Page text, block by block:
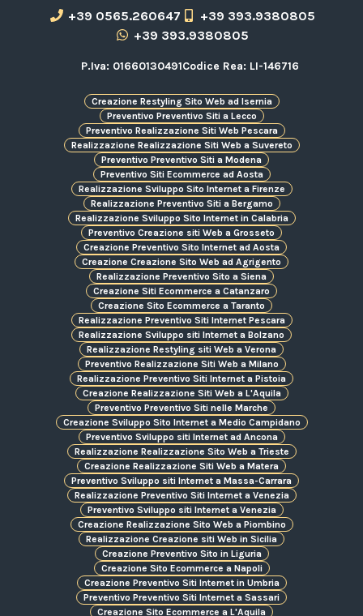
+39 0565.260647
+39 393.9380805
+39 393.9380805
P.Iva: 01660130491Codice Rea: LI-146716
Creazione Restyling Sito Web ad Isernia
Preventivo Preventivo Siti a Lecco
Preventivo Realizzazione Siti Web Pescara
Realizzazione Realizzazione Siti Web a Suvereto
Preventivo Preventivo Siti a Modena
Preventivo Siti Ecommerce ad Aosta
Realizzazione Sviluppo Sito Internet a Firenze
Realizzazione Preventivo Siti a Bergamo
Realizzazione Sviluppo Sito Internet in Calabria
Preventivo Creazione siti Web a Grosseto
Creazione Preventivo Sito Internet ad Aosta
Creazione Creazione Sito Web ad Agrigento
Realizzazione Preventivo Sito a Siena
Creazione Siti Ecommerce a Catanzaro
Creazione Sito Ecommerce a Taranto
Realizzazione Preventivo Siti Internet Pescara
Realizzazione Sviluppo siti Internet a Bolzano
Realizzazione Restyling siti Web a Verona
Preventivo Realizzazione Siti Web a Milano
Realizzazione Preventivo Siti Internet a Pistoia
Creazione Realizzazione Siti Web a L'Aquila
Preventivo Preventivo Siti nelle Marche
Creazione Sviluppo Sito Internet a Medio Campidano
Preventivo Sviluppo siti Internet ad Ancona
Realizzazione Realizzazione Sito Web a Trieste
Creazione Realizzazione Siti Web a Matera
Preventivo Sviluppo siti Internet a Massa-Carrara
Realizzazione Preventivo Siti Internet a Venezia
Preventivo Sviluppo siti Internet a Venezia
Creazione Realizzazione Sito Web a Piombino
Realizzazione Creazione siti Web in Sicilia
Creazione Preventivo Sito in Liguria
Creazione Sito Ecommerce a Napoli
Creazione Preventivo Siti Internet in Umbria
Preventivo Preventivo Siti Internet a Sassari
Creazione Sito Ecommerce a L'Aquila